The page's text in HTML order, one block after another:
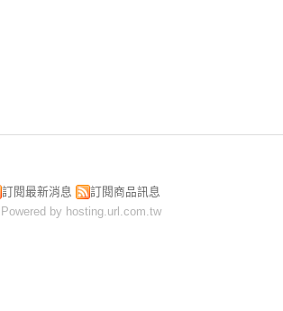
訂閱最新消息
訂閱商品訊息
Powered by hosting.url.com.tw